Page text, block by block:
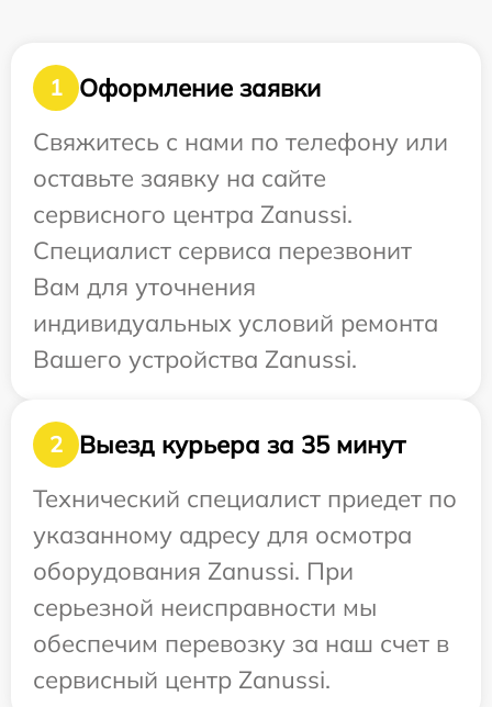
1
Оформление заявки
Свяжитесь с нами по телефону или
оставьте заявку на сайте
сервисного центра Zanussi.
Специалист сервиса перезвонит
Вам для уточнения
индивидуальных условий ремонта
Вашего устройства Zanussi.
2
Выезд курьера за 35 минут
Технический специалист приедет по
указанному адресу для осмотра
оборудования Zanussi. При
серьезной неисправности мы
обеспечим перевозку за наш счет в
сервисный центр Zanussi.